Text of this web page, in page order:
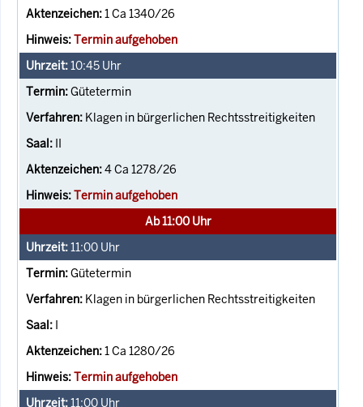
1 Ca 1340/26
Termin aufgehoben
10:45 Uhr
Gütetermin
Klagen in bürgerlichen Rechtsstreitigkeiten
II
4 Ca 1278/26
Termin aufgehoben
Ab 11:00 Uhr
11:00 Uhr
Gütetermin
Klagen in bürgerlichen Rechtsstreitigkeiten
I
1 Ca 1280/26
Termin aufgehoben
11:00 Uhr